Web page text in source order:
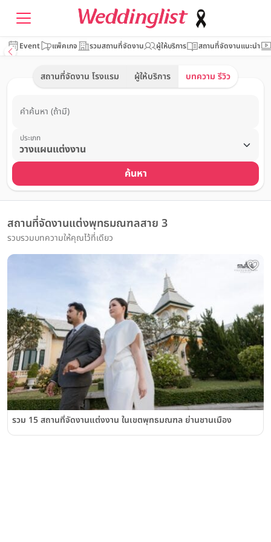
Event แพ็คเกจ รวมสถานที่จัดงาน ผู้ให้บริการ สถานที่จัดงานแนะนำ
สถานที่จัดงาน โรงแรม ผู้ให้บริการ บทความ รีวิว
คำค้นหา (ถ้ามี)
ประเภท
ค้นหา
สถานที่จัดงานแต่งพุทธมณฑลสาย 3
รวบรวมบทความให้คุณไว้ที่เดียว
รวม 15 สถานที่จัดงานแต่งงาน ในเขตพุทธมณฑล ย่านชานเมือง